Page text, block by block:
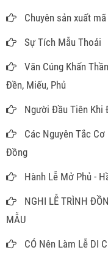
Chuyên sản xuất
Sự Tích Mẫu Thoải
Văn Cúng Khấn
Đền, Miếu, Phủ
Người Đầu Tiên Khi
Các Nguyên Tắc
Đồng
Hành Lễ Mở Phủ -
NGHI LỄ TRÌNH
MẪU
CÓ Nên Làm Lễ DI